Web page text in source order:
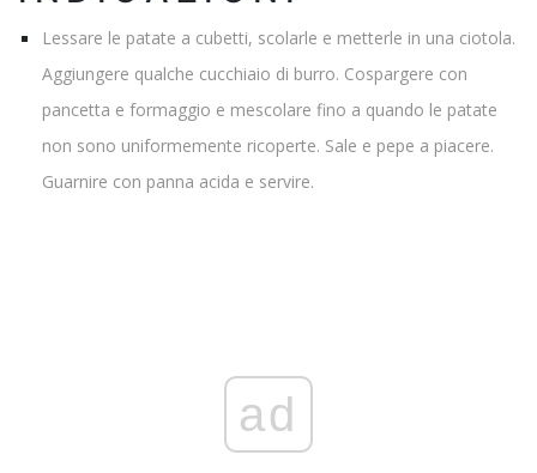
Lessare le patate a cubetti, scolarle e metterle in una ciotola.
Aggiungere qualche cucchiaio di burro. Cospargere con
pancetta e formaggio e mescolare fino a quando le patate
non sono uniformemente ricoperte. Sale e pepe a piacere.
Guarnire con panna acida e servire.
ad